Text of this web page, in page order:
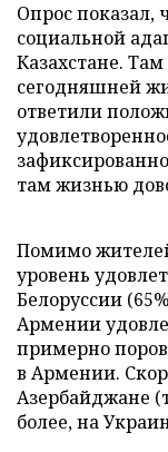
Опрос показал,
социальной
Казахстане.
сегодняшней
ответили
там жизнью
Помимо
уровень
Белоруссии
Армении
примерно
в Армении.
Азербайджане
более, на